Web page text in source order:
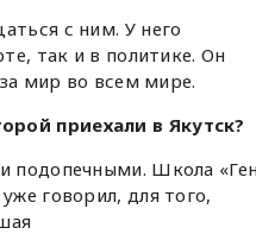
с ним. У него
так и в политике. Он
мир во всем мире.
приехали в Якутск?
подопечными. Школа
говорил, для того,